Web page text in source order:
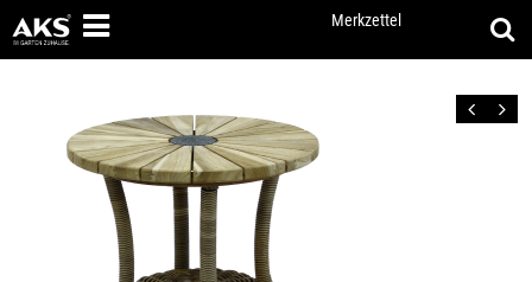
Merkzettel
Zurück Vor